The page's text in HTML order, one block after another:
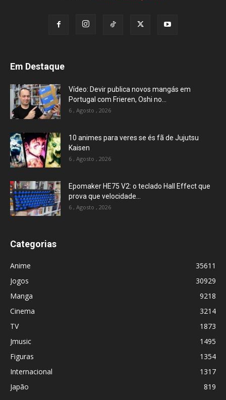
Em Destaque
Vídeo: Devir publica novos mangás em
Portugal com Frieren, Oshi no...
6 , Agosto , 2026
10 animes para veres se és fã de Jujutsu
Kaisen
6 , Agosto , 2026
Epomaker HE75 V2: o teclado Hall Effect que
prova que velocidade...
6 , Agosto , 2026
Categorias
Anime
35611
Jogos
30929
Manga
9218
Cinema
3214
TV
1873
Jmusic
1495
Figuras
1354
Internacional
1317
Japão
819